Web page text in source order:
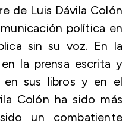
de Luis Dávila Colón
política en
sin su voz. En la
la prensa escrita y
en sus libros y en el
Colón ha sido más
un combatiente